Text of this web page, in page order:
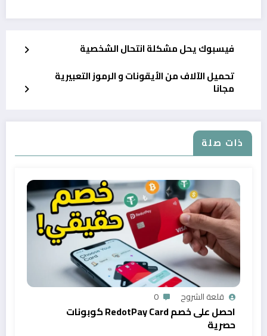
فيسبوك يحل مشكلة انتحال الشخصية
تحميل الآلاف من الأيقونات و الرموز التعبيرية
مجانا
ذات صلة
قلعة الشروح 0
احصل على خصم RedotPay Card كوبونات
حصرية